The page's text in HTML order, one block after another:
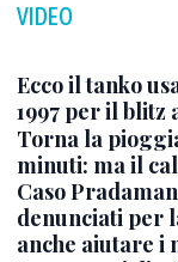
VIDEO
Ecco il tanko
1997 per il blitz
Torna la
minuti: ma il
Caso
denunciati per
anche aiutare i